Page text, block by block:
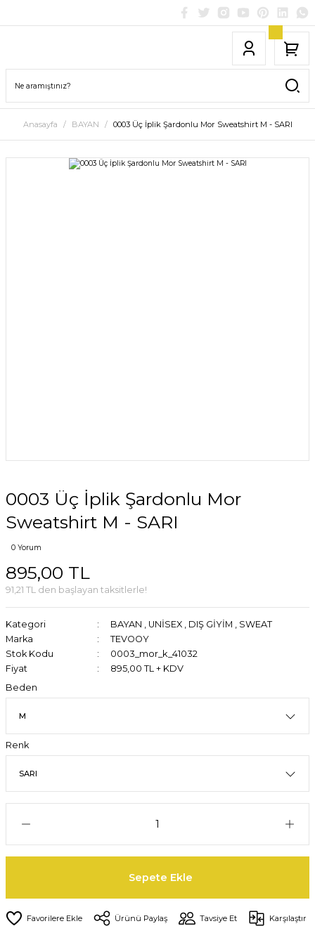
Anasayfa BAYAN 0003 Üç İplik Şardonlu Mor Sweatshirt M - SARI
0003 Üç İplik Şardonlu Mor
Sweatshirt M - SARI
0 Yorum
895,00 TL
91,21 TL den başlayan taksitlerle!
Kategori BAYAN , UNİSEX , DIŞ GİYİM , SWEAT
Marka
TEVOOY
Stok Kodu
0003_mor_k_41032
Fiyat
895,00 TL + KDV
Beden
Renk
Sepete Ekle
Ürünü Paylaş Tavsiye Et Karşılaştır